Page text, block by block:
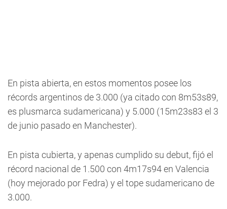
En pista abierta, en estos momentos posee los
récords argentinos de 3.000 (ya citado con 8m53s89,
es plusmarca sudamericana) y 5.000 (15m23s83 el 3
de junio pasado en Manchester).
En pista cubierta, y apenas cumplido su debut, fijó el
récord nacional de 1.500 con 4m17s94 en Valencia
(hoy mejorado por Fedra) y el tope sudamericano de
3.000.